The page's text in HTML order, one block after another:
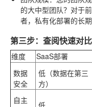
的大中型团队？对于
者，私有化部署的长
第三步：查阅快速对
维度 SaaS部署
数据
安全
低（数据在第三
方）
自主
低